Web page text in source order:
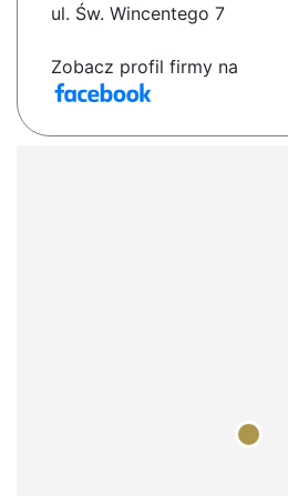
ul. Św. Wincentego 7
Zobacz profil firmy na